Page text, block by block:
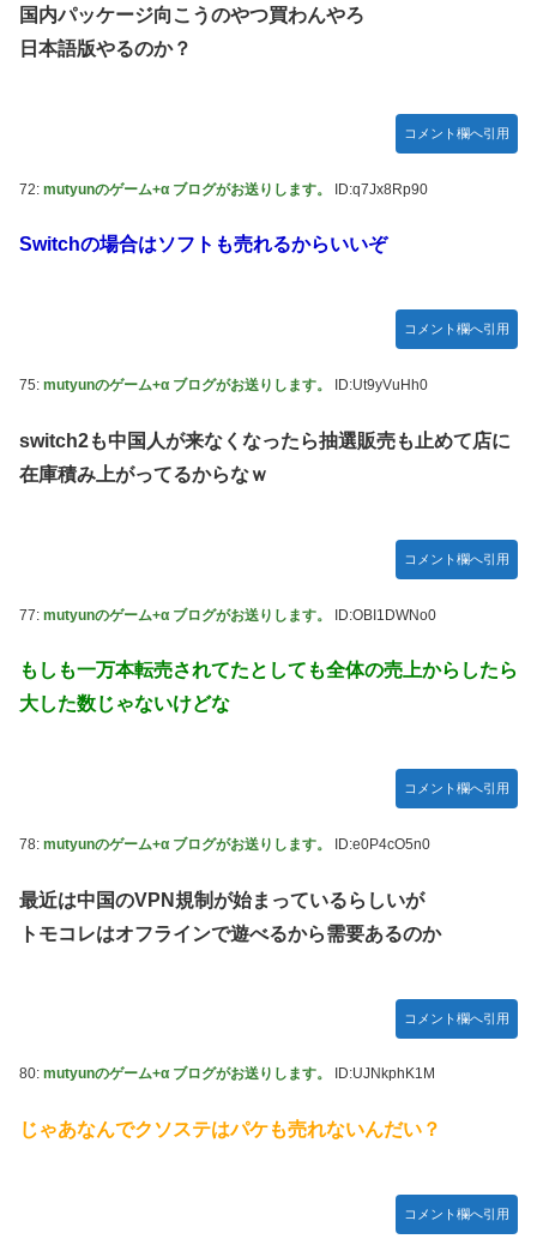
国内パッケージ向こうのやつ買わんやろ
日本語版やるのか？
コメント欄へ引用
72: mutyunのゲーム+α ブログがお送りします。 ID:q7Jx8Rp90
Switchの場合はソフトも売れるからいいぞ
コメント欄へ引用
75: mutyunのゲーム+α ブログがお送りします。 ID:Ut9yVuHh0
switch2も中国人が来なくなったら抽選販売も止めて店に
在庫積み上がってるからなｗ
コメント欄へ引用
77: mutyunのゲーム+α ブログがお送りします。 ID:OBI1DWNo0
もしも一万本転売されてたとしても全体の売上からしたら
大した数じゃないけどな
コメント欄へ引用
78: mutyunのゲーム+α ブログがお送りします。 ID:e0P4cO5n0
最近は中国のVPN規制が始まっているらしいが
トモコレはオフラインで遊べるから需要あるのか
コメント欄へ引用
80: mutyunのゲーム+α ブログがお送りします。 ID:UJNkphK1M
じゃあなんでクソステはパケも売れないんだい？
コメント欄へ引用